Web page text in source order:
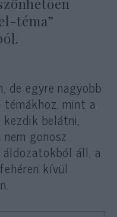
téma”
de egyre nagyobb
mint a
belátni,
gonosz
áll, a
kívül